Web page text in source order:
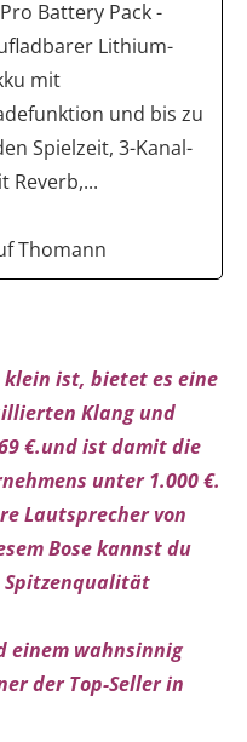
Battery Pack -
Lithium-
mit
und bis zu
Spielzeit, 3-Kanal-
Reverb,...
Thomann
klein ist, bietet es eine
Klang und
€.und ist damit die
unter 1.000 €.
Lautsprecher von
Bose kannst du
Spitzenqualität
einem wahnsinnig
der Top-Seller in